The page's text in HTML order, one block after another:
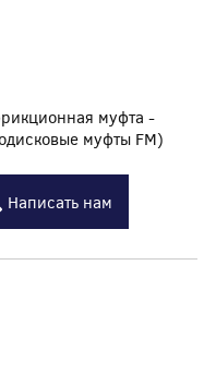
муфта -
муфты FM)
Написать нам